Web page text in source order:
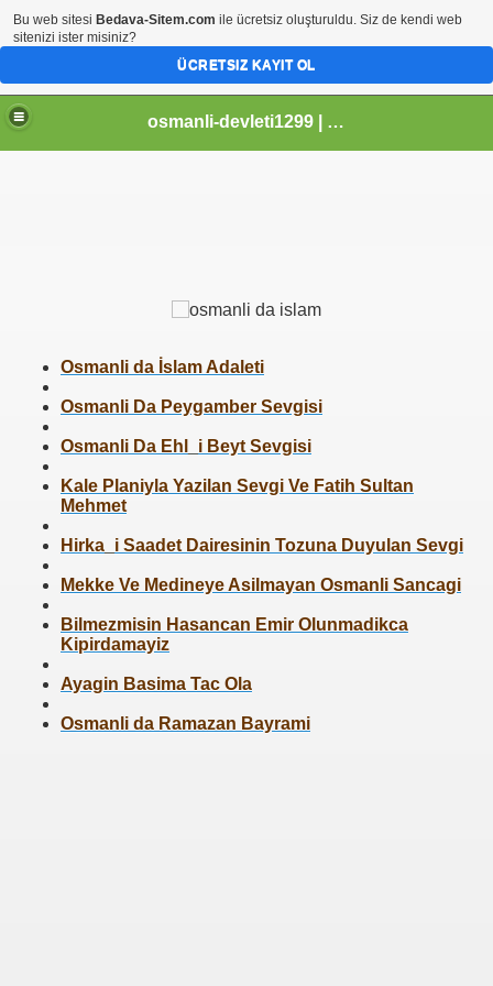
osmanli-devleti1299 | Osmanli Devleti | osmanli padisahlari | osmanli vezirleri | Osmanli Ansiklopedi Bilgileri
Osmanli da İslam Adaleti
Osmanli Da Peygamber Sevgisi
Osmanli Da Ehl_i Beyt Sevgisi
Kale Planiyla Yazilan Sevgi Ve Fatih Sultan
Mehmet
Hirka_i Saadet Dairesinin Tozuna Duyulan Sevgi
Mekke Ve Medineye Asilmayan Osmanli Sancagi
Bilmezmisin Hasancan Emir Olunmadikca
Kipirdamayiz
Ayagin Basima Tac Ola
Osmanli da Ramazan Bayrami
Bu web sitesi Bedava-Sitem.com ile ücretsiz oluşturuldu. Siz de kendi web
sitenizi ister misiniz?
ÜCRETSIZ KAYIT OL